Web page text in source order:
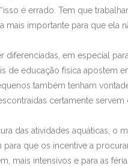
é errado. Tem que
mais importante para que ela
diferenciadas, em especial
de educação física apostem
também tenham
certamente
das atividades aquáticas, o
que os incentive a
mais intensivos e para as